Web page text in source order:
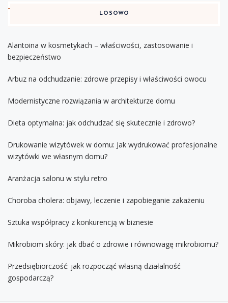
LOSOWO
Alantoina w kosmetykach – właściwości, zastosowanie i
bezpieczeństwo
Arbuz na odchudzanie: zdrowe przepisy i właściwości owocu
Modernistyczne rozwiązania w architekturze domu
Dieta optymalna: jak odchudzać się skutecznie i zdrowo?
Drukowanie wizytówek w domu: Jak wydrukować profesjonalne
wizytówki we własnym domu?
Aranżacja salonu w stylu retro
Choroba cholera: objawy, leczenie i zapobieganie zakażeniu
Sztuka współpracy z konkurencją w biznesie
Mikrobiom skóry: jak dbać o zdrowie i równowagę mikrobiomu?
Przedsiębiorczość: jak rozpocząć własną działalność
gospodarczą?